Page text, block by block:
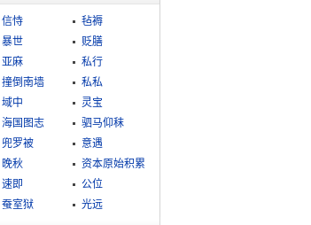
信恃
毡褥
暴世
贬膳
亚麻
私行
撞倒南墙
私私
域中
灵宝
海国图志
驷马仰秣
兜罗被
意遇
晚秋
资本原始积累
速即
公位
蚕室狱
光远